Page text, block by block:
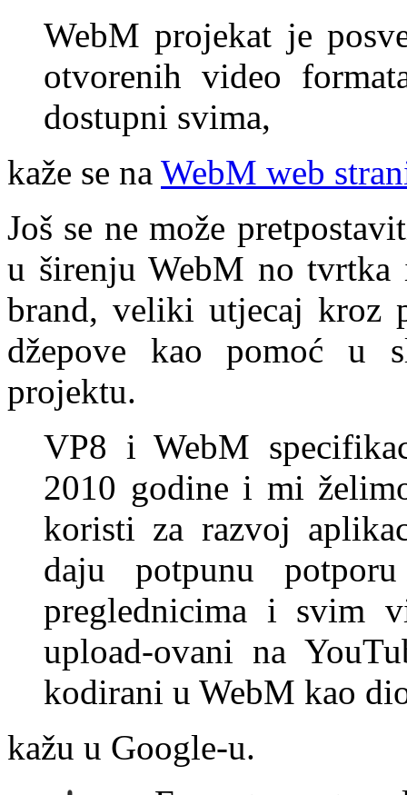
WebM projekat je
otvorenih video
dostupni svima,
kaže se na WebM web
Još se ne može
u širenju WebM no tvrtka
brand, veliki utjecaj kroz
džepove kao pomoć u
projektu.
VP8 i WebM
2010 godine i mi
koristi za razvoj
daju potpunu
preglednicima i svim
upload-ovani na
kodirani u WebM kao
kažu u Google-u.